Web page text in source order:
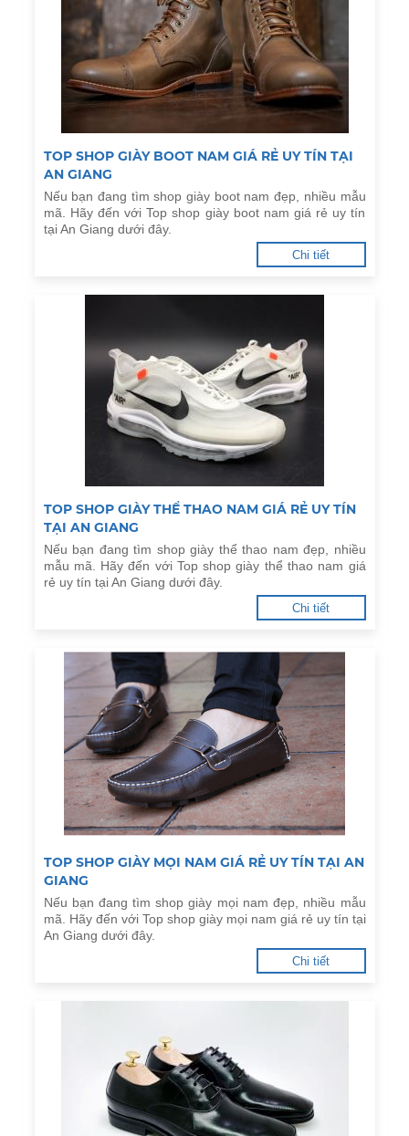
TOP SHOP GIÀY BOOT NAM GIÁ RẺ UY TÍN TẠI
AN GIANG
Nếu bạn đang tìm shop giày boot nam đẹp, nhiều mẫu
mã. Hãy đến với Top shop giày boot nam giá rẻ uy tín
tại An Giang dưới đây.
Chi tiết
TOP SHOP GIÀY THỂ THAO NAM GIÁ RẺ UY TÍN
TẠI AN GIANG
Nếu bạn đang tìm shop giày thể thao nam đẹp, nhiều
mẫu mã. Hãy đến với Top shop giày thể thao nam giá
rẻ uy tín tại An Giang dưới đây.
Chi tiết
TOP SHOP GIÀY MỌI NAM GIÁ RẺ UY TÍN TẠI AN
GIANG
Nếu bạn đang tìm shop giày mọi nam đẹp, nhiều mẫu
mã. Hãy đến với Top shop giày mọi nam giá rẻ uy tín tại
An Giang dưới đây.
Chi tiết